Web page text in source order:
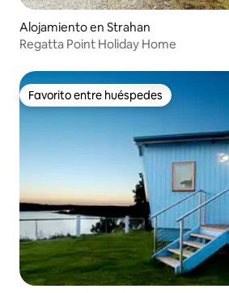
Alojamiento en Strahan
Regatta Point Holiday Home
Favorito entre huéspedes
Favorito entre huéspedes